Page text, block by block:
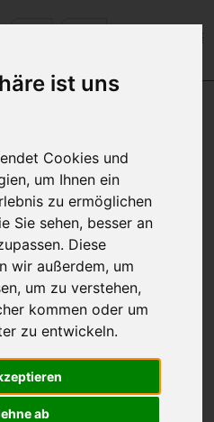
ist uns
Cookies und
um Ihnen ein
zu ermöglichen
Sie sehen, besser an
Diese
wir außerdem, um
um zu verstehen,
kommen oder um
zu entwickeln.
ab
Call-back-Service
USEDOM
Navigation
überspringen
AGB BFSG
anpassen